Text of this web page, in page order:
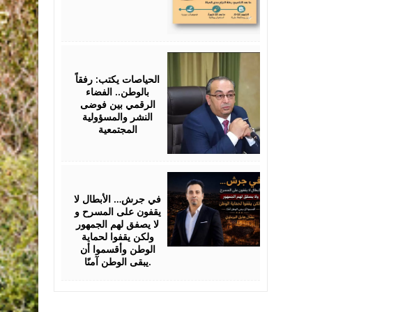
الحياصات يكتب: رفقاً
بالوطن.. الفضاء
الرقمي بين فوضى
النشر والمسؤولية
المجتمعية
2026
في جرش… الأبطال لا
يقفون على المسرح و
لا يصفق لهم الجمهور
ولكن يقفوا لحماية
الوطن وأقسموا أن
يبقى الوطن آمنًا.
2026